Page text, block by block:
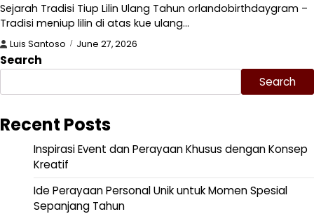
Sejarah Tradisi Tiup Lilin Ulang Tahun orlandobirthdaygram –
Tradisi meniup lilin di atas kue ulang…
Luis Santoso June 27, 2026
Search
Search
Recent Posts
Inspirasi Event dan Perayaan Khusus dengan Konsep
Kreatif
Ide Perayaan Personal Unik untuk Momen Spesial
Sepanjang Tahun